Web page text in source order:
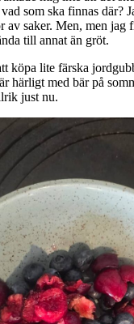
som ska finnas där?
av saker. Men, men
till annat än gröt.
köpa lite färska
härligt med bär på
just nu.